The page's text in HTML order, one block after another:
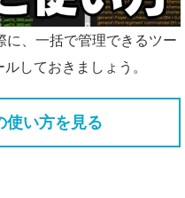
、一括で管理できるツー
しておきましょう。
い方を見る